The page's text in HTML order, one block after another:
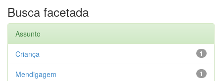
Busca facetada
Assunto
1
Criança
1
Mendigagem